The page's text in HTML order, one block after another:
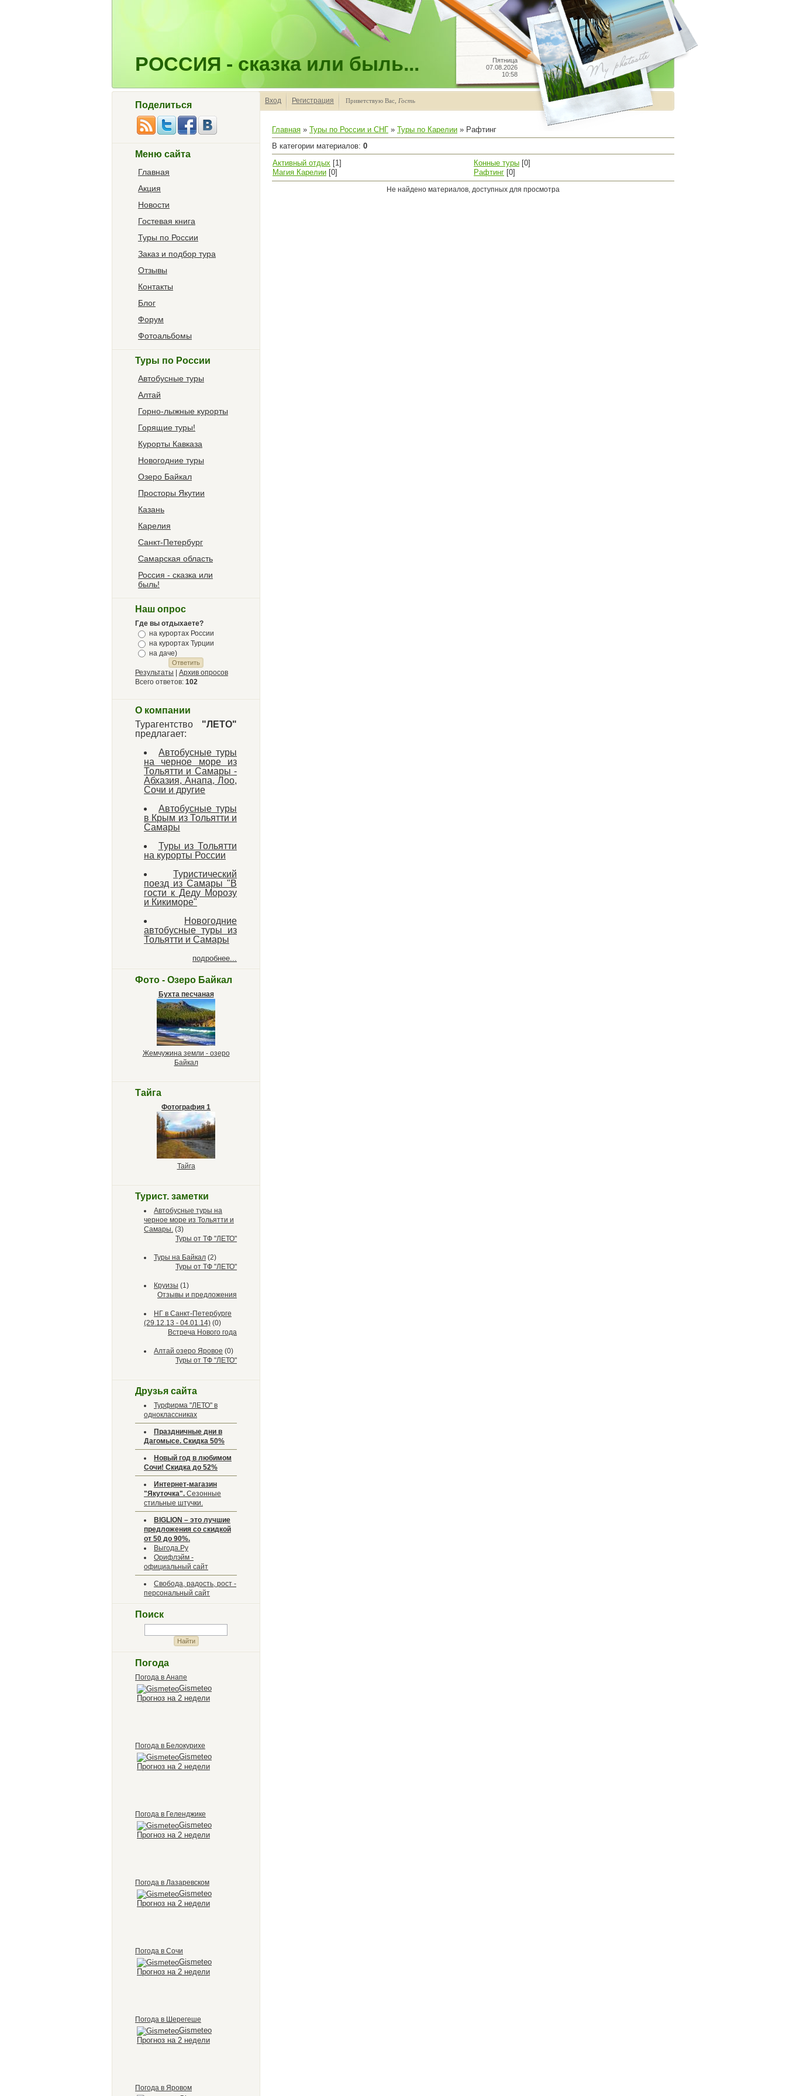
Пятница
07.08.2026
10:58
РОССИЯ - сказка или быль...
Поделиться
Меню сайта
Главная
Акция
Новости
Гостевая книга
Туры по России
Заказ и подбор тура
Отзывы
Контакты
Блог
Форум
Фотоальбомы
Туры по России
Автобусные туры
Алтай
Горно-лыжные курорты
Горящие туры!
Курорты Кавказа
Новогодние туры
Озеро Байкал
Просторы Якутии
Казань
Карелия
Санкт-Петербург
Самарская область
Россия - сказка или
быль!
Наш опрос
Где вы отдыхаете?
на курортах России
на курортах Турции
на даче)
Результаты
Архив опросов
Всего ответов: 102
О компании
Турагентство "ЛЕТО"
предлагает:
Автобусные туры
на черное море из
Тольятти и Самары -
Абхазия, Анапа, Лоо,
Сочи и другие
Автобусные туры
в Крым из Тольятти и
Самары
Туры из Тольятти
на курорты России
Туристический
поезд из Самары "В
гости к Деду Морозу
и Кикиморе"
Новогодние
автобусные туры из
Тольятти и Самары
подробнее...
Фото - Озеро Байкал
Бухта песчаная
Жемчужина земли - озеро
Байкал
Тайга
Фотография 1
Тайга
Турист. заметки
Автобусные туры на
черное море из Тольятти и
Самары. (3)
Туры от ТФ "ЛЕТО"
Туры на Байкал (2)
Туры от ТФ "ЛЕТО"
Круизы (1)
Отзывы и предложения
НГ в Санкт-Петербурге
(29.12.13 - 04.01.14) (0)
Встреча Нового года
Алтай озеро Яровое (0)
Туры от ТФ "ЛЕТО"
Друзья сайта
Турфирма "ЛЕТО" в
одноклассниках
Праздничные дни в
Дагомысе. Скидка 50%
Новый год в любимом
Сочи! Скидка до 52%
Интернет-магазин
"Якуточка". Сезонные
стильные штучки.
BIGLION – это лучшие
предложения со скидкой
от 50 до 90%.
Выгода.Ру
Орифлэйм -
официальный сайт
Свобода, радость, рост -
персональный сайт
Поиск
Погода
Погода в Анапе
Gismeteo
Прогноз на 2 недели
Погода в Белокурихе
Gismeteo
Прогноз на 2 недели
Погода в Геленджике
Gismeteo
Прогноз на 2 недели
Погода в Лазаревском
Gismeteo
Прогноз на 2 недели
Погода в Сочи
Gismeteo
Прогноз на 2 недели
Погода в Шерегеше
Gismeteo
Прогноз на 2 недели
Погода в Яровом
Вход Регистрация Приветствую Вас Гость
Главная » Туры по России и СНГ » Туры по Карелии » Рафтинг
В категории материалов: 0
Активный отдых [1] Конные туры [0]
Магия Карелии [0] Рафтинг [0]
Не найдено материалов, доступных для просмотра